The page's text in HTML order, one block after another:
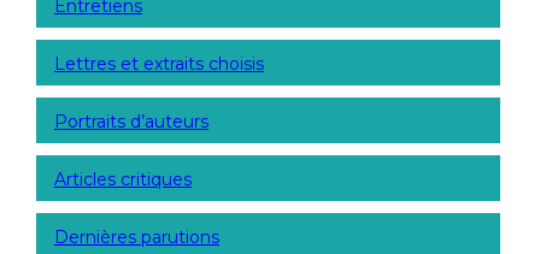
Entretiens
Lettres et extraits choisis
Portraits d’auteurs
Articles critiques
Dernières parutions